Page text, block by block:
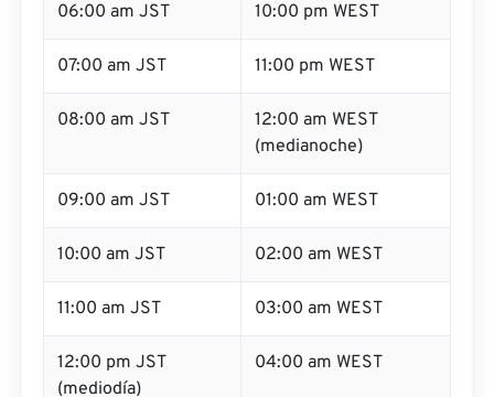
06:00 am JST 10:00 pm WEST
07:00 am JST 11:00 pm WEST
08:00 am JST
12:00 am WEST
(medianoche)
09:00 am JST 01:00 am WEST
10:00 am JST 02:00 am WEST
11:00 am JST 03:00 am WEST
12:00 pm JST
(mediodía)
04:00 am WEST